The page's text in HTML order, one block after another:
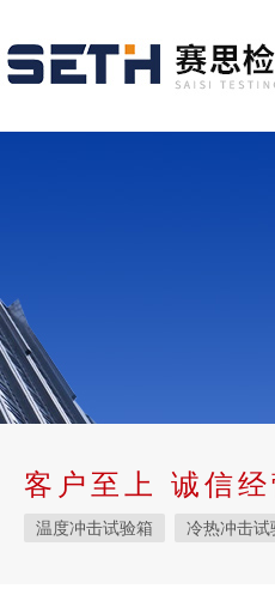
客户至上 诚信经
温度冲击试验箱 冷热冲击试